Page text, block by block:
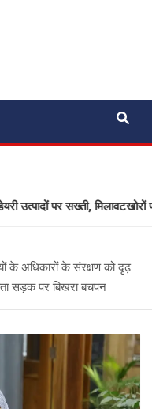
पर सख्ती, मिलावटखोरों पर
के अधिकारों के संरक्षण को दृढ़
सड़क पर बिखरा बचपन